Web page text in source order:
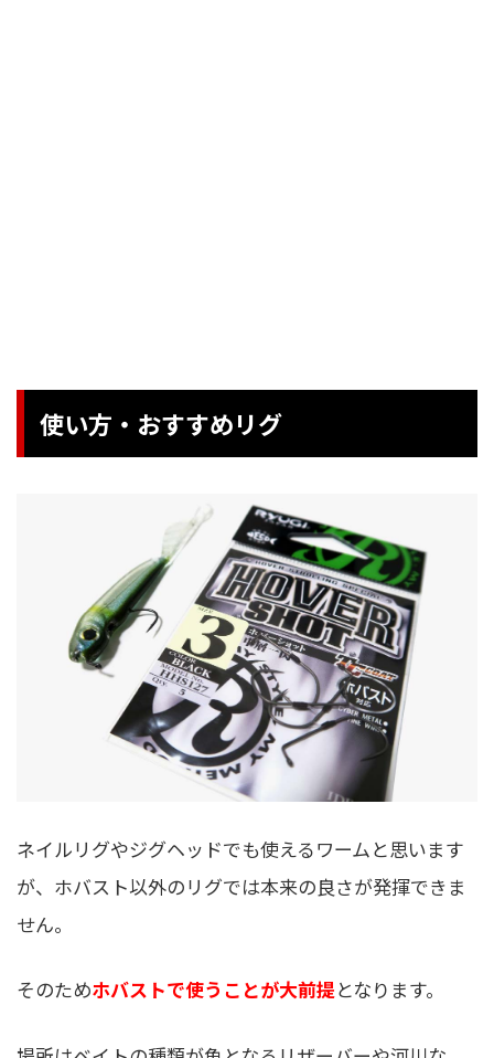
使い方・おすすめリグ
ネイルリグやジグヘッドでも使えるワームと思います
が、ホバスト以外のリグでは本来の良さが発揮できま
せん。
そのためホバストで使うことが大前提となります。